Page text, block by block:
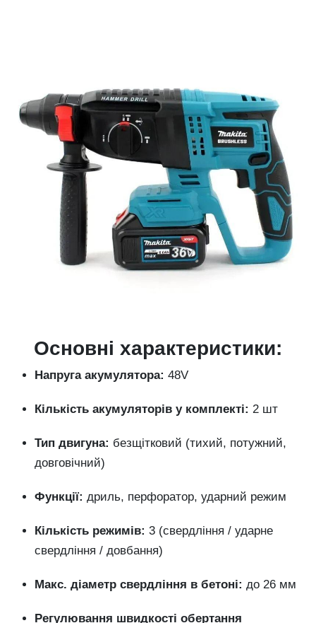
Основні характеристики:
Напруга акумулятора: 48V
Кількість акумуляторів у комплекті: 2 шт
Тип двигуна: безщітковий (тихий, потужний,
довговічний)
Функції: дриль, перфоратор, ударний режим
Кількість режимів: 3 (свердління / ударне
свердління / довбання)
Макс. діаметр свердління в бетоні: до 26 мм
Регулювання швидкості обертання